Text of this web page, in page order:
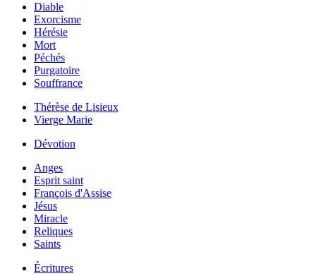
Diable
Exorcisme
Hérésie
Mort
Péchés
Purgatoire
Souffrance
Thérèse de Lisieux
Vierge Marie
Dévotion
Anges
Esprit saint
François d'Assise
Jésus
Miracle
Reliques
Saints
Écritures